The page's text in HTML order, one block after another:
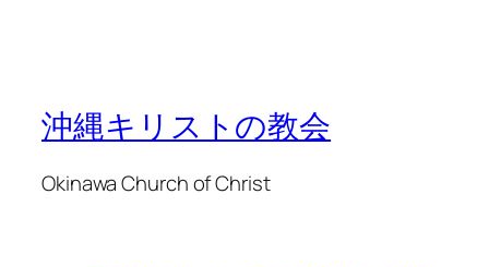
沖縄キリストの教会
Okinawa Church of Christ